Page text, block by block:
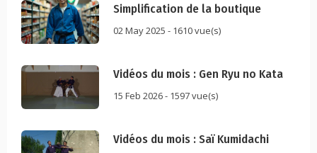
Simplification de la boutique
02 May 2025 - 1610 vue(s)
Vidéos du mois : Gen Ryu no Kata
15 Feb 2026 - 1597 vue(s)
Vidéos du mois : Saï Kumidachi